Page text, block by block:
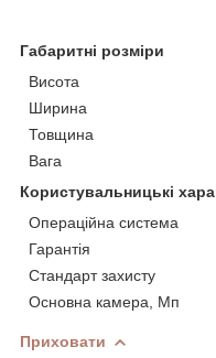
Габаритні розміри
Висота
Ширина
Товщина
Вага
Користувальницькі
Операційна система
Гарантія
Стандарт захисту
Основна камера, Мп
Приховати